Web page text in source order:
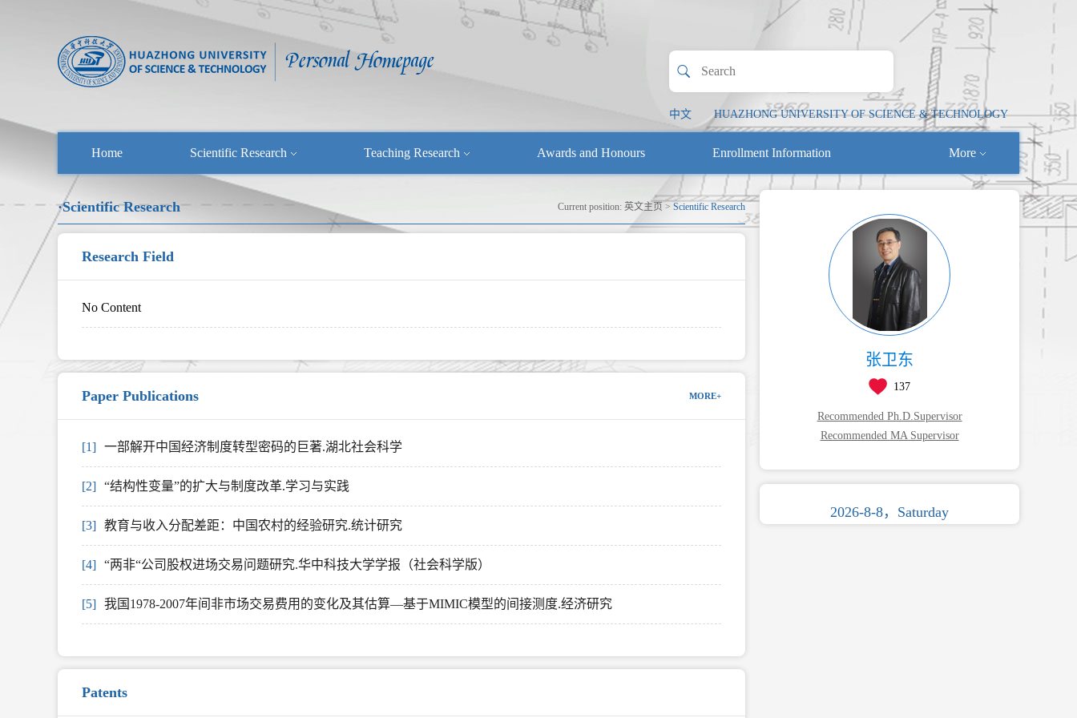
中文 HUAZHONG UNIVERSITY OF SCIENCE & TECHNOLOGY
Home Scientific Research Teaching Research Awards and Honours Enrollment Information More
张卫东
137
Recommended Ph.D.Supervisor
Recommended MA Supervisor
2026-8-8，Saturday
·Scientific Research Current position: 英文主页 > Scientific Research
Research Field
No Content
Paper Publications MORE+
[1] 一部解开中国经济制度转型密码的巨著.湖北社会科学
[2] “结构性变量”的扩大与制度改革.学习与实践
[3] 教育与收入分配差距：中国农村的经验研究.统计研究
[4] “两非“公司股权进场交易问题研究.华中科技大学学报（社会科学版）
[5] 我国1978-2007年间非市场交易费用的变化及其估算—基于MIMIC模型的间接测度.经济研究
Patents